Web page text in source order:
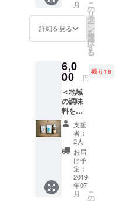
入くだ
記入の
ない場
IREの
ユー
ザー名
を掲載
いたし
ます。
ご了承
くださ
い。
スキン
グテー
プ ※画
※内容が
変更に
なる場
合があ
りま
す。 ※
グッズ
のお色
などは
お選び
いただ
けませ
ん。 ※
支援
しま
す。
ー多
1kg（千
古町）
ー谷
川醸造
のおか
ず味噌
（石川
県能登
町）
ーた
じまの
お塩
（兵庫
県豊岡
市）
ー伝
で届き
ます。
・ウェ
ブ
（https:
obato.t
okyo）
に名前
を1年間
掲載さ
せてい
ただき
ます。
・お礼
のメー
ルに加
えて、
下記を
お届け
しま
月
詳細を見る
こ
の
リ
タ
ー
ン
を
選
択
す
る
6,0
00 円
残り18
＜地域
の調味
料をお
届けで
応援
コース
＞ ・伝
所鳩か
ら感謝
の気持
ちが
メール
支援
者：
2人
お届
け予
定：
2019
年07
月
こ
の